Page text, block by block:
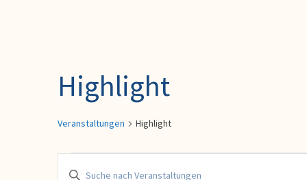
Highlight
Veranstaltungen Highlight
Veranstaltungen
Veranstaltungen
Bitte